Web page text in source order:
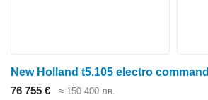
New Holland t5.105 electro command
76 755 €
≈ 150 400 лв.